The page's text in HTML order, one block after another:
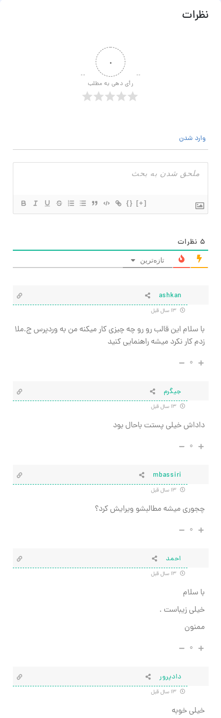
نظرات
۰
رأی دهی به مطلب
وارد شدن
{} [+]
۵ نظرات
تازه‌ترین
ashkan
با سلام این قالب رو رو چه چیزی کار میکنه من به وردپرس ج.ملا
زدم کار نکرد میشه راهنمایی کنید
۰
جیگرم
داداش خیلی پستت باحال بود
۰
mbassiri
چجوری میشه مطالبشو ویرایش کرد؟
۰
احمد
با سلام
خیلی زیباست .
ممنون
۰
دادپرور
خیلی خوبه